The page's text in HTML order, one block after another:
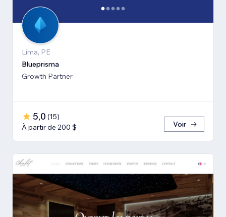
Lima, PE
Blueprisma
Growth Partner
5,0 (15)
À partir de 200 $
Voir